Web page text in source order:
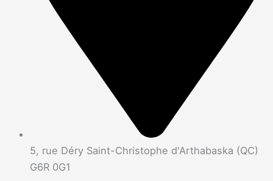
5, rue Déry Saint-Christophe d'Arthabaska (QC)
G6R 0G1